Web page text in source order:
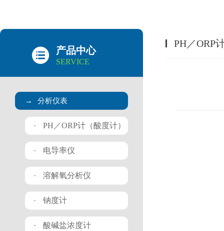
产品中心
SERVICE
→ 分析仪表
· PH／ORP计（酸度计）
· 电导率仪
· 溶解氧分析仪
· 钠度计
· 酸碱盐浓度计
PH／ORP